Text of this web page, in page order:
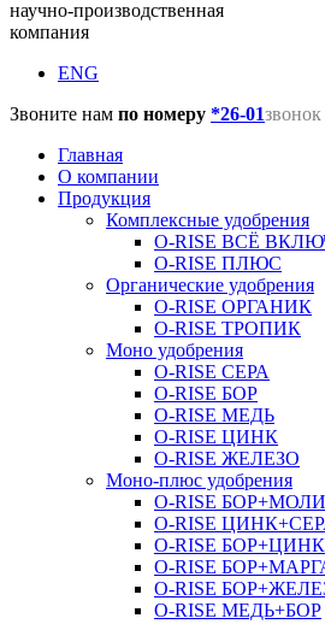
научно-производственная
компания
ENG
Звоните нам по номеру *26-01
Главная
О компании
Продукция
Комплексные удобрения
O-RISE ВСЁ
O-RISE ПЛЮС
Органические удобрения
O-RISE ОРГАНИК
O-RISE ТРОПИК
Моно удобрения
O-RISE СЕРА
O-RISE БОР
O-RISE МЕДЬ
O-RISE ЦИНК
O-RISE ЖЕЛЕЗО
Моно-плюс удобрения
O-RISE
O-RISE
O-RISE БОР+ЦИНК
O-RISE
O-RISE
O-RISE МЕДЬ+БОР